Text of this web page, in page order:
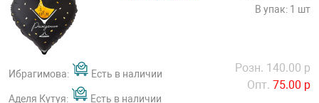
В упак: 1 шт
Ибрагимова: Есть в наличии
Аделя Кутуя: Есть в наличии
Розн. 140.00 р
Опт. 75.00 р